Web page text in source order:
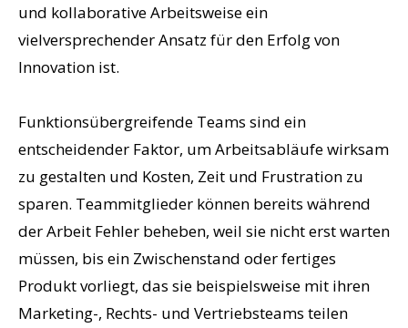
und kollaborative Arbeitsweise ein
vielversprechender Ansatz für den Erfolg von
Innovation ist.
Funktionsübergreifende Teams sind ein
entscheidender Faktor, um Arbeitsabläufe wirksam
zu gestalten und Kosten, Zeit und Frustration zu
sparen. Teammitglieder können bereits während
der Arbeit Fehler beheben, weil sie nicht erst warten
müssen, bis ein Zwischenstand oder fertiges
Produkt vorliegt, das sie beispielsweise mit ihren
Marketing-, Rechts- und Vertriebsteams teilen